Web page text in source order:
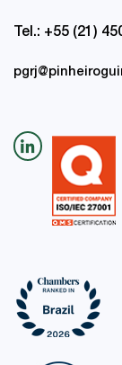
Tel.: +55 (21)